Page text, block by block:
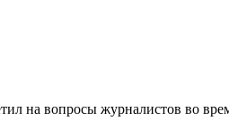
на вопросы журналистов во